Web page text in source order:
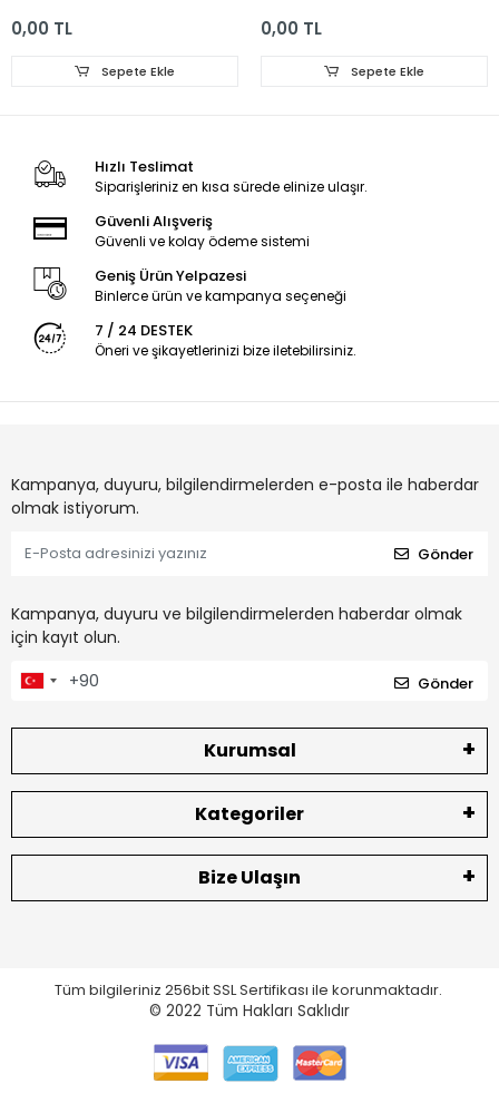
0,00 TL
Sepete Ekle
0,00 TL
Sepete Ekle
Hızlı Teslimat
Siparişleriniz en kısa sürede elinize ulaşır.
Güvenli Alışveriş
Güvenli ve kolay ödeme sistemi
Geniş Ürün Yelpazesi
Binlerce ürün ve kampanya seçeneği
7 / 24 DESTEK
Öneri ve şikayetlerinizi bize iletebilirsiniz.
Kampanya, duyuru, bilgilendirmelerden e-posta ile haberdar
olmak istiyorum.
Gönder
Kampanya, duyuru ve bilgilendirmelerden haberdar olmak
için kayıt olun.
Gönder
Kurumsal
Kategoriler
Bize Ulaşın
Tüm bilgileriniz 256bit SSL Sertifikası ile korunmaktadır.
© 2022 Tüm Hakları Saklıdır